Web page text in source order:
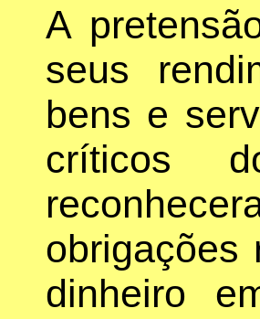
A
seus
bens e
críticos
obrigações
dinheiro